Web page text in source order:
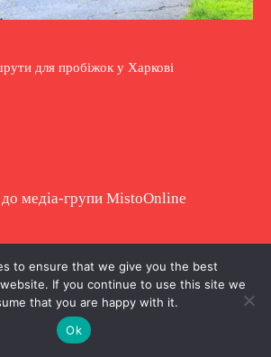
для пробіжок у Харкові
медіа-групи MistoOnline
використання матеріалу
можна з гіперпосиланням.
to ensure that we give you the best
If you continue to use this site we
that you are happy with it.
Ok